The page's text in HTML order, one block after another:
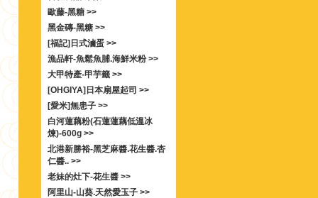
歐藤-黑糖 >>
黑金磚-黑糖 >>
[福記]日式滷蛋 >>
漁品軒-魚鬆魚脯.海鮮米粉 >>
大甲特產-甲芋籤 >>
[OHGIYA]日本扇屋起司 >>
[愛米]無患子 >>
白河蓮藕粉(石蓮蓮藕低溫冰
煉)-600g >>
北港新勝裕-黑芝麻醬.花生醬.杏
仁醬.. >>
老妹的灶下-花生醬 >>
阿里山-山葵.天然愛玉子 >>